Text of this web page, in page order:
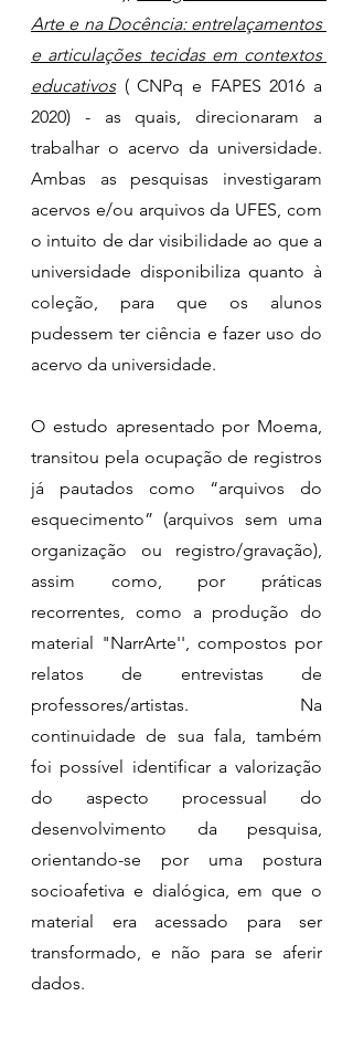
Arte e na Docência: entrelaçamentos
e articulações tecidas em contextos
educativos ( CNPq e FAPES 2016 a
2020) - as quais, direcionaram a
trabalhar o acervo da universidade.
Ambas as pesquisas investigaram
acervos e/ou arquivos da UFES, com
o intuito de dar visibilidade ao que a
universidade disponibiliza quanto à
coleção, para que os alunos
pudessem ter ciência e fazer uso do
acervo da universidade.
O estudo apresentado por Moema,
transitou pela ocupação de registros
já pautados como “arquivos do
esquecimento” (arquivos sem uma
organização ou registro/gravação),
assim como, por práticas
recorrentes, como a produção do
material "NarrArte'', compostos por
relatos de entrevistas de
professores/artistas. Na
continuidade de sua fala, também
foi possível identificar a valorização
do aspecto processual do
desenvolvimento da pesquisa,
orientando-se por uma postura
socioafetiva e dialógica, em que o
material era acessado para ser
transformado, e não para se aferir
dados.